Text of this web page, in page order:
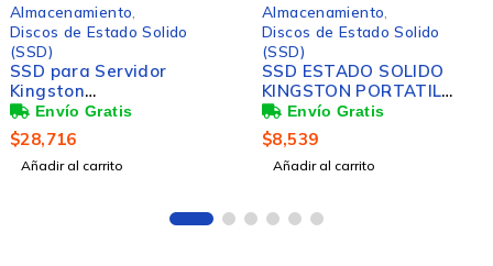
Almacenamiento
Discos de Estado Solido
(SSD)
SSD para Servidor
Kingston
SEDC600M/1920G, 1.9TB,
SATA III, 2.5"
$28,716
Añadir al carrito
Almacenamiento
Discos de Estado Solido
(SSD)
SSD ESTADO SOLIDO
KINGSTON PORTATIL
2000GB
$8,539
Añadir al carrito